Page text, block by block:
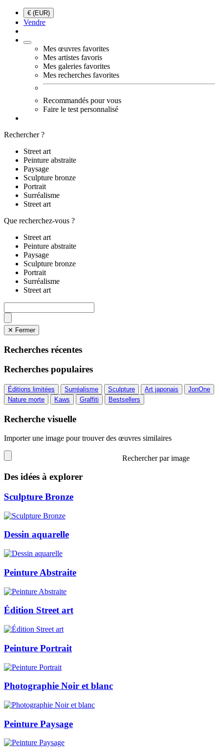
€ (EUR)
Vendre
Mes œuvres favorites
Mes artistes favoris
Mes galeries favorites
Mes recherches favorites
Recommandés pour vous
Faire le test personnalisé
Rechercher ?
Street art
Peinture abstraite
Paysage
Sculpture bronze
Portrait
Surréalisme
Street art
Que recherchez-vous ?
Street art
Peinture abstraite
Paysage
Sculpture bronze
Portrait
Surréalisme
Street art
✕ Fermer
Recherches récentes
Recherches populaires
Éditions limitées Surréalisme Sculpture Art japonais
JonOne
Nature morte
Kaws Graffiti Bestsellers
Recherche visuelle
Importer une image pour trouver des œuvres similaires
Rechercher par image
Des idées à explorer
Sculpture Bronze
Dessin aquarelle
Peinture Abstraite
Édition Street art
Peinture Portrait
Photographie Noir et blanc
Peinture Paysage